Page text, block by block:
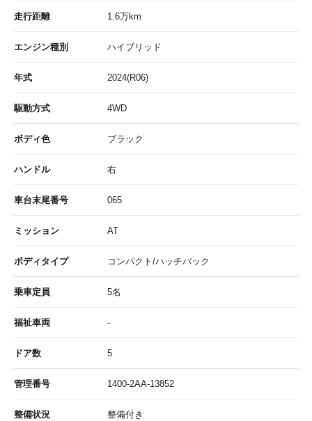
走行距離 1.6万km
エンジン種別 ハイブリッド
年式 2024(R06)
駆動方式 4WD
ボディ色 ブラック
ハンドル 右
車台末尾番号 065
ミッション AT
ボディタイプ コンパクト/ハッチバック
乗車定員 5名
福祉車両 -
ドア数 5
管理番号 1400-2AA-13852
整備状況
整備付き